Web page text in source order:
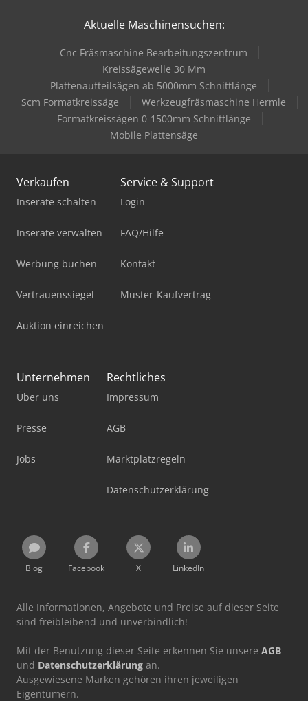
Aktuelle Maschinensuchen:
Cnc Fräsmaschine Bearbeitungszentrum
Kreissägewelle 30 Mm
Plattenaufteilsägen ab 5000mm Schnittlänge
Scm Formatkreissäge
Werkzeugfräsmaschine Hermle
Formatkreissägen 0-1500mm Schnittlänge
Mobile Plattensäge
Verkaufen
Inserate schalten
Inserate verwalten
Werbung buchen
Vertrauenssiegel
Auktion einreichen
Service & Support
Login
FAQ/Hilfe
Kontakt
Muster-Kaufvertrag
Unternehmen
Über uns
Presse
Jobs
Rechtliches
Impressum
AGB
Marktplatzregeln
Datenschutzerklärung
Blog Facebook X LinkedIn
Alle Informationen, Angebote und Preise auf dieser Seite
sind freibleibend und unverbindlich!
Mit der Benutzung dieser Seite erkennen Sie unsere AGB
und Datenschutzerklärung an.
Ausgewiesene Marken gehören ihren jeweiligen
Eigentümern.